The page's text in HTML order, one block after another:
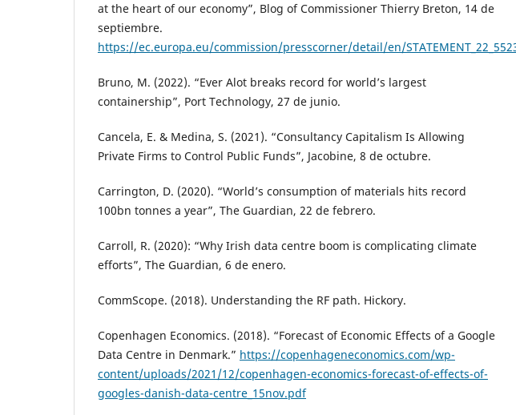
at the heart of our economy”, Blog of Commissioner Thierry Breton, 14 de
septiembre.
https://ec.europa.eu/commission/presscorner/detail/en/
Bruno, M. (2022). “Ever Alot breaks record for world’s largest
containership”, Port Technology, 27 de junio.
Cancela, E. & Medina, S. (2021). “Consultancy Capitalism Is Allowing
Private Firms to Control Public Funds”, Jacobine, 8 de octubre.
Carrington, D. (2020). “World’s consumption of materials hits record
100bn tonnes a year”, The Guardian, 22 de febrero.
Carroll, R. (2020): “Why Irish data centre boom is complicating climate
efforts”, The Guardian, 6 de enero.
CommScope. (2018). Understanding the RF path. Hickory.
Copenhagen Economics. (2018). “Forecast of Economic Effects of a Google
Data Centre in Denmark.” https://copenhageneconomics.com/wp-
content/uploads/2021/12/copenhagen-economics-forecast-of-effects-of-
googles-danish-data-centre_15nov.pdf